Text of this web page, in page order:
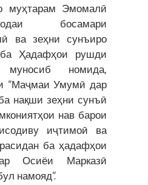
муҳтарам Эмомалӣ
босамари
ва зеҳни сунъиро
Ҳадафҳои рушди
муносиб номида,
“Маҷмаи Умумӣ дар
нақши зеҳни сунъӣ
нав барои
иҷтимоӣ ва
ба ҳадафҳои
Осиёи Марказӣ
намояд”.